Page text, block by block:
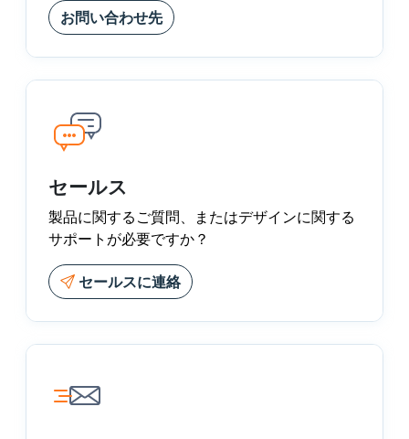
お問い合わせ先
セールス
製品に関するご質問、またはデザインに関する
サポートが必要ですか？
セールスに連絡